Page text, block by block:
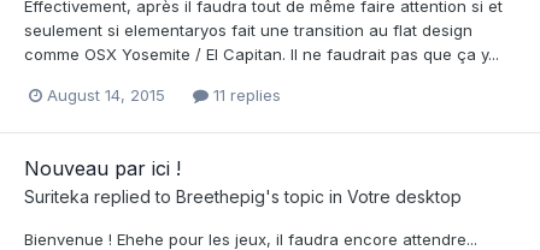
Effectivement, après il faudra tout de même faire attention si et
seulement si elementaryos fait une transition au flat design
comme OSX Yosemite / El Capitan. Il ne faudrait pas que ça y...
August 14, 2015 11 replies
Nouveau par ici !
Suriteka replied to Breethepig's topic in Votre desktop
Bienvenue ! Ehehe pour les jeux, il faudra encore attendre...